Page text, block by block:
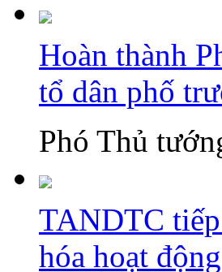
Hoàn thành
tổ dân phố
Phó Thủ
TANDTC
hóa hoạt